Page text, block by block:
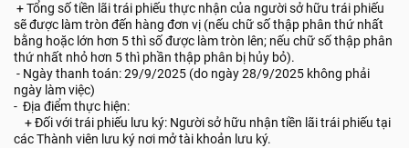
+ Tổng số tiền lãi trái phiếu thực nhận của người sở hữu trái phiếu
sẽ được làm tròn đến hàng đơn vị (nếu chữ số thập phân thứ nhất
bằng hoặc lớn hơn 5 thì số được làm tròn lên; nếu chữ số thập phân
thứ nhất nhỏ hơn 5 thì phần thập phân bị hủy bỏ).
- Ngày thanh toán: 29/9/2025 (do ngày 28/9/2025 không phải
ngày làm việc)
- Địa điểm thực hiện:
+ Đối với trái phiếu lưu ký: Người sở hữu nhận tiền lãi trái phiếu tại
các Thành viên lưu ký nơi mở tài khoản lưu ký.